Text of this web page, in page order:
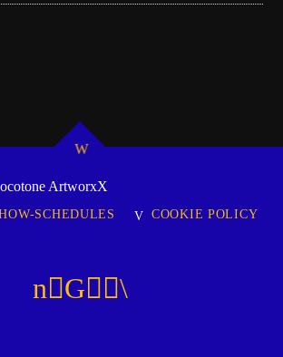
ArtworxX
SCHEDULES
COOKIE POLICY